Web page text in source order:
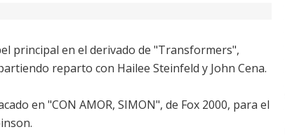
principal en el derivado de "Transformers",
reparto con Hailee Steinfeld y John Cena.
en "CON AMOR, SIMON", de Fox 2000, para el